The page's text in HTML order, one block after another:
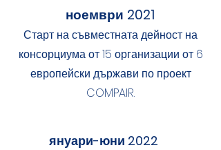
ноември 2021
Старт на съвместната дейност на
консорциума от 15 организации от 6
европейски държави по проект
COMPAIR.
януари-юни 2022